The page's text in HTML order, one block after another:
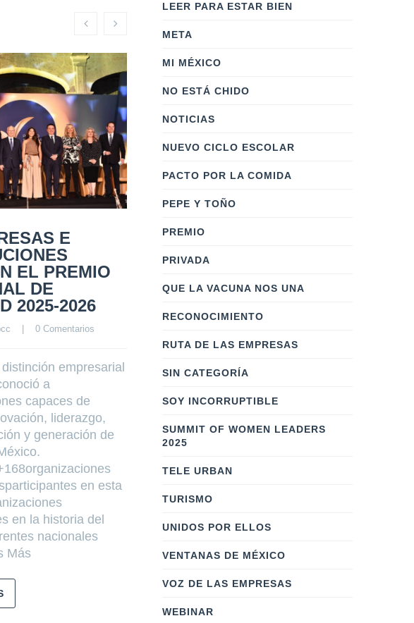
E
EL PREMIO
DE
2025-2026
0 Comentarios
empresarial
a
capaces de
liderazgo,
y generación de
en esta
en la historia del
nacionales
Más
Guadalajara recibe la
Ruta de las Empresas:
entre empresas,
sociedad
masterwebcc
    |
0 Comentarios
exposición de arte Ruta de las
reúne a empresas, colaboradores
impacto positivo del sector
Inauguración en el Centro
LEER PARA ESTAR BIEN
META
MI MÉXICO
NO ESTÁ CHIDO
NOTICIAS
NUEVO CICLO ESCOLAR
PACTO POR LA COMIDA
PEPE Y TOÑO
PREMIO
PRIVADA
QUE LA VACUNA NOS UNA
RECONOCIMIENTO
RUTA DE LAS EMPRESAS
SIN CATEGORÍA
SOY INCORRUPTIBLE
SUMMIT OF WOMEN LEADERS
2025
TELE URBAN
TURISMO
UNIDOS POR ELLOS
VENTANAS DE MÉXICO
VOZ DE LAS EMPRESAS
WEBINAR